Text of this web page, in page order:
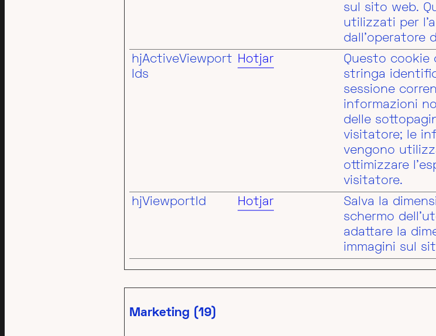
sul sito web.
utilizzati per
dall'operatore
hjActiveViewport
Ids
Hotjar
Questo cookie
stringa
sessione
informazioni
delle
visitatore; le
vengono
ottimizzare
visitatore.
hjViewportId Hotjar
Salva la
schermo
adattare la
immagini sul
Marketing (19)